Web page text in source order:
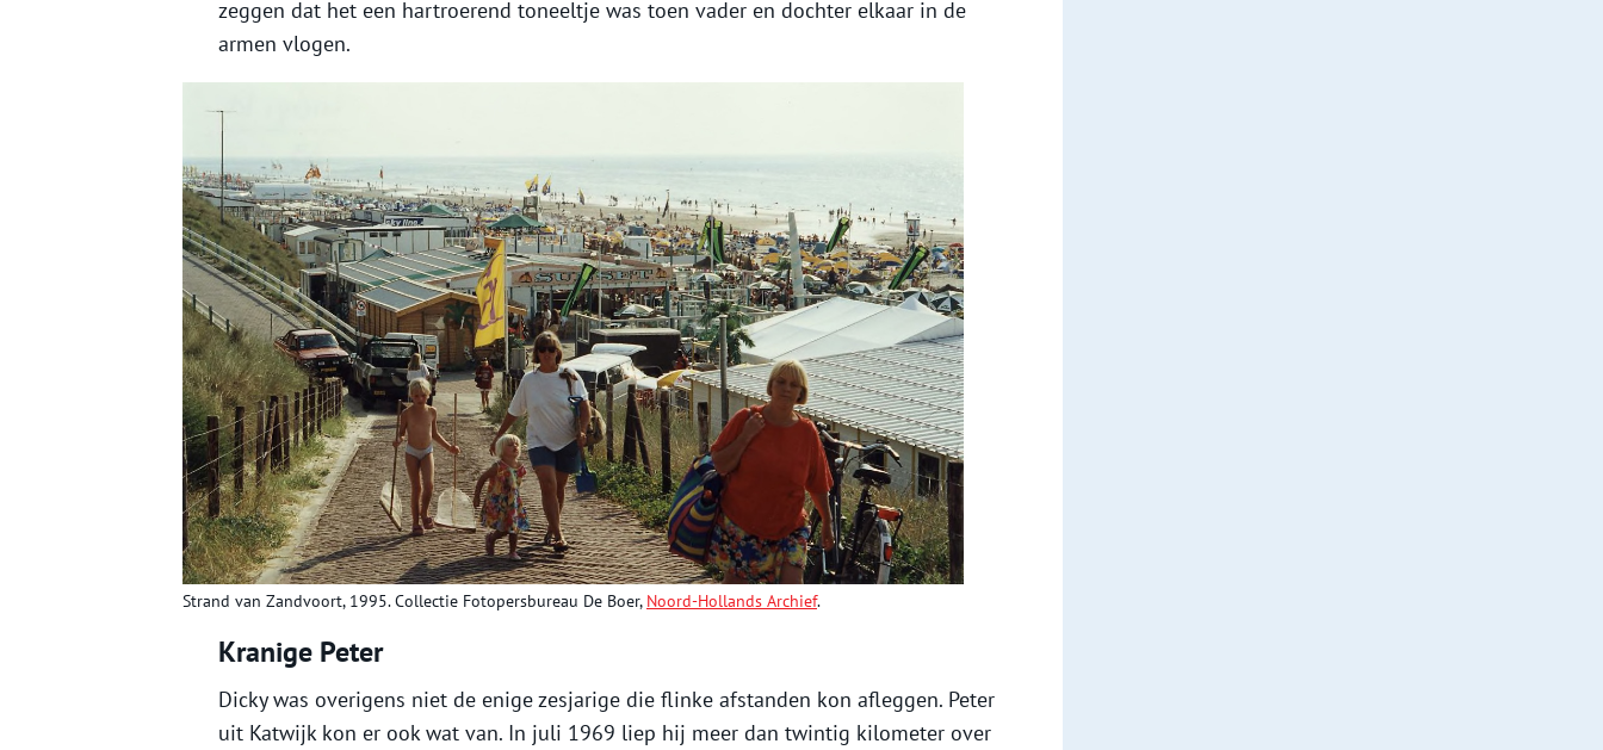
zeggen dat het een hartroerend toneeltje was toen vader en dochter elkaar in de
armen vlogen.
Strand van Zandvoort, 1995. Collectie Fotopersbureau De Boer, Noord-Hollands Archief.
Kranige Peter
Dicky was overigens niet de enige zesjarige die flinke afstanden kon afleggen. Peter
uit Katwijk kon er ook wat van. In juli 1969 liep hij meer dan twintig kilometer over